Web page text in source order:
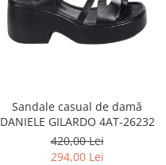
Sandale casual de damă
DANIELE GILARDO 4AT-26232
420,00 Lei
294,00 Lei